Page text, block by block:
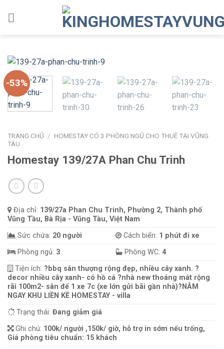
-53%
TRANG CHỦ / HOMESTAY CÓ 3 PHÒNG NGỦ CHO THUÊ TẠI VŨNG
TÀU
Homestay 139/27A Phan Chu Trinh
Địa chỉ: 139/27a Phan Chu Trinh, Phường 2, Thành phố
Vũng Tầu, Bà Rịa - Vũng Tàu, Việt Nam
Sức chứa: 20 người Cách biển: 1 phút đi xe
Phòng ngủ: 3 Phòng WC: 4
Tiện ích: ?bbq sân thượng rộng đẹp, nhiều cây xanh. ?
decor nhiều cây xanh- có hồ cá ?nhà new thoáng mát rộng
rãi 100m2- sân để 1 xe 7c (xe lớn gửi bãi gần nhà)?NẰM
NGAY KHU LIỀN KỀ HOMESTAY - villa
Trạng thái: Đang giảm giá
Ghi chú: 100k/ người ,150k/ giờ, hỗ trợ in sớm nếu trống,
Giá phòng tiêu chuẩn: 15 khách